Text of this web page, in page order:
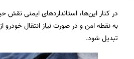
در کنار این‌ها، استانداردهای ایمنی نقش
به نقطه امن و در صورت نیاز انتقال
تبدیل شود.